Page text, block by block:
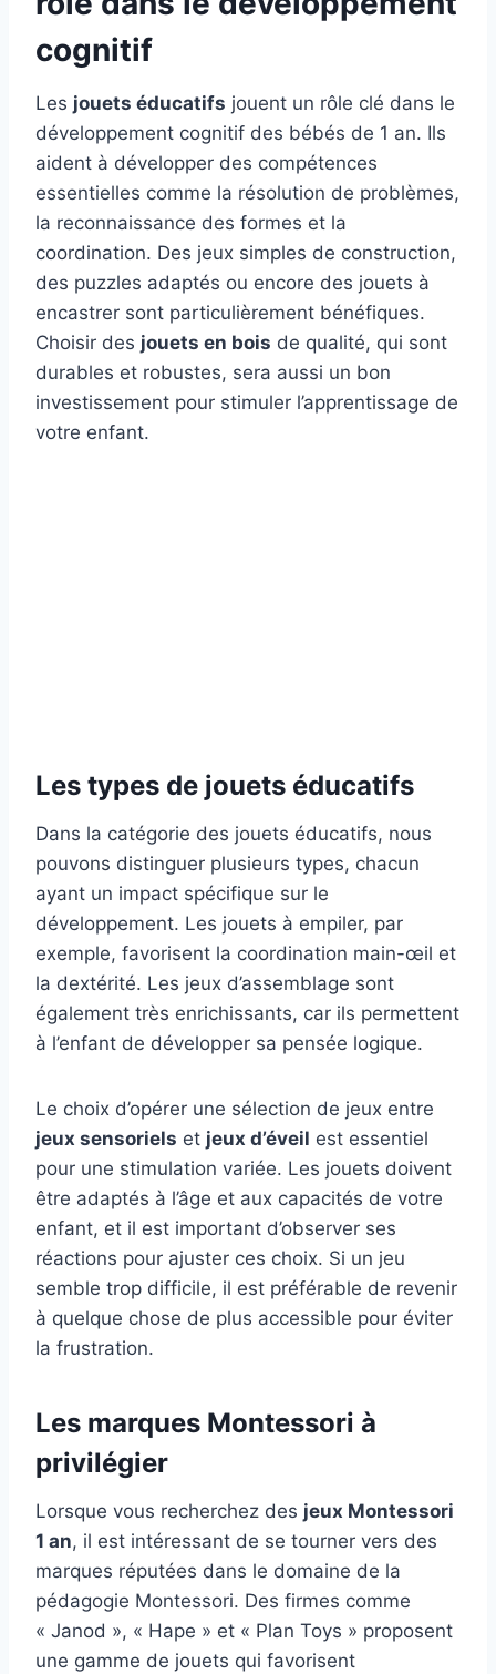
cognitif
Les jouets éducatifs jouent un rôle clé dans le
développement cognitif des bébés de 1 an. Ils
aident à développer des compétences
essentielles comme la résolution de problèmes,
la reconnaissance des formes et la
coordination. Des jeux simples de construction,
des puzzles adaptés ou encore des jouets à
encastrer sont particulièrement bénéfiques.
Choisir des jouets en bois de qualité, qui sont
durables et robustes, sera aussi un bon
investissement pour stimuler l’apprentissage de
votre enfant.
Les types de jouets éducatifs
Dans la catégorie des jouets éducatifs, nous
pouvons distinguer plusieurs types, chacun
ayant un impact spécifique sur le
développement. Les jouets à empiler, par
exemple, favorisent la coordination main-œil et
la dextérité. Les jeux d’assemblage sont
également très enrichissants, car ils permettent
à l’enfant de développer sa pensée logique.
Le choix d’opérer une sélection de jeux entre
jeux sensoriels et jeux d’éveil est essentiel
pour une stimulation variée. Les jouets doivent
être adaptés à l’âge et aux capacités de votre
enfant, et il est important d’observer ses
réactions pour ajuster ces choix. Si un jeu
semble trop difficile, il est préférable de revenir
à quelque chose de plus accessible pour éviter
la frustration.
Les marques Montessori à
privilégier
Lorsque vous recherchez des jeux Montessori
1 an, il est intéressant de se tourner vers des
marques réputées dans le domaine de la
pédagogie Montessori. Des firmes comme
« Janod », « Hape » et « Plan Toys » proposent
une gamme de jouets qui favorisent